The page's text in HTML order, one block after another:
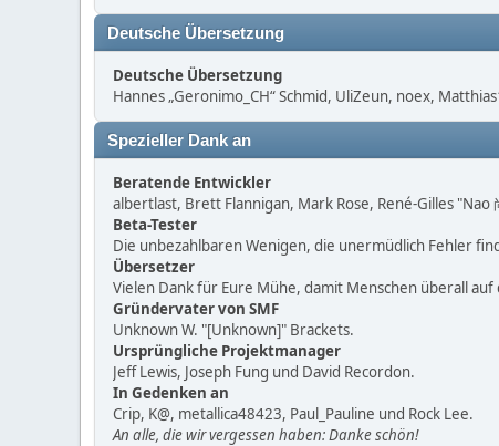
Deutsche Übersetzung
Deutsche Übersetzung
Hannes „Geronimo_CH“ Schmid, UliZeun, noex,
Spezieller Dank an
Beratende Entwickler
albertlast, Brett Flannigan, Mark Rose, René-Gilles
Beta-Tester
Die unbezahlbaren Wenigen, die unermüdlich Fehler
Übersetzer
Vielen Dank für Eure Mühe, damit Menschen überall
Gründervater von SMF
Unknown W. "[Unknown]" Brackets.
Ursprüngliche Projektmanager
Jeff Lewis, Joseph Fung und David Recordon.
In Gedenken an
Crip, K@, metallica48423, Paul_Pauline und Rock Lee.
An alle, die wir vergessen haben: Danke schön!